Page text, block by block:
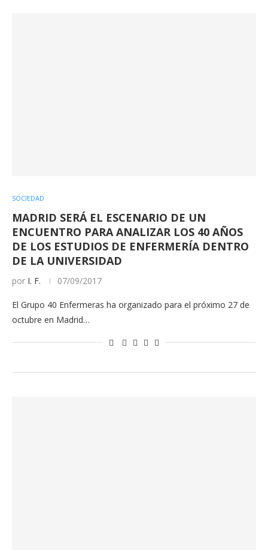
SOCIEDAD
MADRID SERÁ EL ESCENARIO DE UN
ENCUENTRO PARA ANALIZAR LOS 40 AÑOS
DE LOS ESTUDIOS DE ENFERMERÍA DENTRO
DE LA UNIVERSIDAD
por I. F. 07/09/2017
El Grupo 40 Enfermeras ha organizado para el próximo 27 de
octubre en Madrid…